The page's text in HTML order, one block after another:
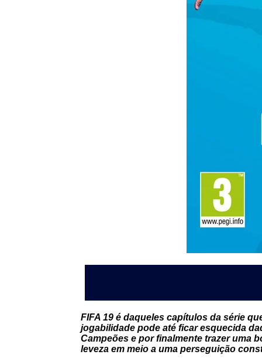
FIFA 19 é daqueles capítulos da série
jogabilidade pode até ficar esquecida
Campeões e por finalmente trazer uma
leveza em meio a uma perseguição